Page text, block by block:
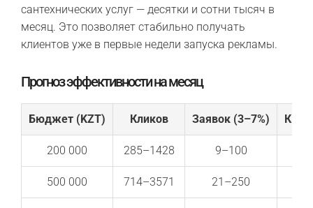
сантехнических услуг — десятки и сотни тысяч в
месяц. Это позволяет стабильно получать
клиентов уже в первые недели запуска рекламы.
Прогноз эффективности на месяц
Бюджет (KZT) Кликов Заявок (3–7%)
200 000 285–1428 9–100
500 000 714–3571 21–250